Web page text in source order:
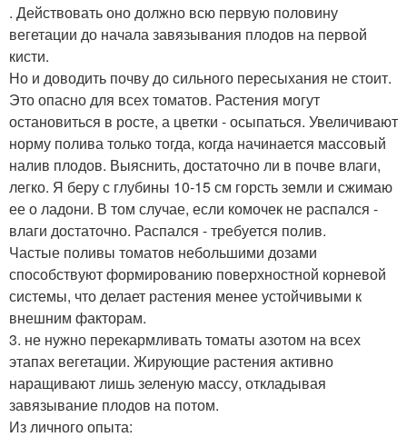
. Действовать оно должно всю первую половину
вегетации до начала завязывания плодов на первой
кисти.
Но и доводить почву до сильного пересыхания не стоит.
Это опасно для всех томатов. Растения могут
остановиться в росте, а цветки - осыпаться. Увеличивают
норму полива только тогда, когда начинается массовый
налив плодов. Выяснить, достаточно ли в почве влаги,
легко. Я беру с глубины 10-15 см горсть земли и сжимаю
ее о ладони. В том случае, если комочек не распался -
влаги достаточно. Распался - требуется полив.
Частые поливы томатов небольшими дозами
способствуют формированию поверхностной корневой
системы, что делает растения менее устойчивыми к
внешним факторам.
3. не нужно перекармливать томаты азотом на всех
этапах вегетации. Жирующие растения активно
наращивают лишь зеленую массу, откладывая
завязывание плодов на потом.
Из личного опыта: